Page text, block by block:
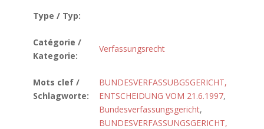
Type / Typ:
Catégorie /
Kategorie:
Verfassungsrecht
Mots clef /
Schlagworte:
BUNDESVERFASSUBGSGERICHT,
ENTSCHEIDUNG VOM 21.6.1997,
Bundesverfassungsgericht,
BUNDESVERFASSUNGSGERICHT,